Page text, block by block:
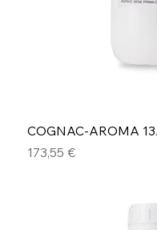
COGNAC-AROMA
Preis
173,55 €